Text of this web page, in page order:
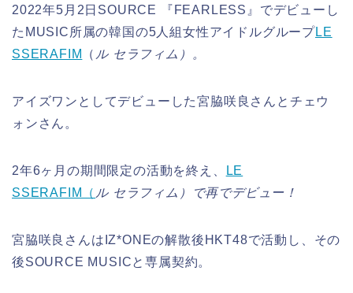
2022年5月2日SOURCE 『FEARLESS』でデビューし
たMUSIC所属の韓国の5人組女性アイドルグループLE
SSERAFIM
（ ル セラフィム）。
アイズワンとしてデビューした宮脇咲良さんとチェウ
ォンさん。
2年6ヶ月の期間限定の活動を終え、
LE
SSERAFIM（ ル セラフィム）で再でデビュー！
宮脇咲良さんはIZ*ONEの解散後HKT48で活動し、その
後SOURCE MUSICと専属契約。